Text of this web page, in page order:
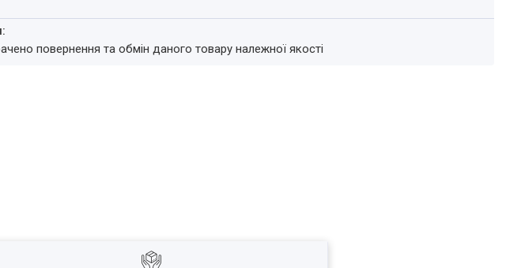
повернення та обмін даного товару належної якості